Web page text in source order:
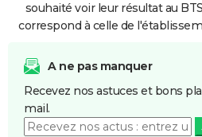
souhaité voir leur résultat au
correspond à celle de
A ne pas manquer
Recevez nos astuces et bons
mail.